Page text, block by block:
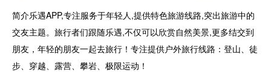
简介乐遇APP,专注服务于年轻人,提供特色旅游线路,突出旅游中的
交友主题。旅行者们跟随乐遇,不仅可以欣赏自然美景,更多结交到
朋友，年轻的朋友一起去旅行！专注提供户外旅行线路：登山、徒
步、穿越、露营、攀岩、极限运动！